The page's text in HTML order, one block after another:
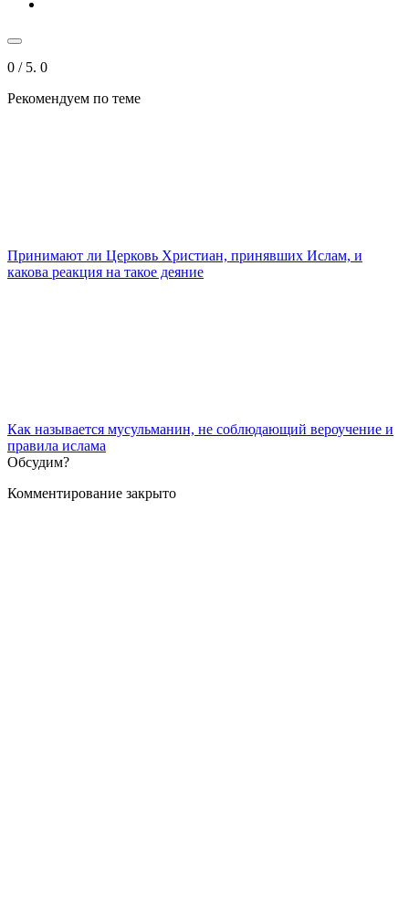
0 / 5. 0
Рекомендуем по теме
Принимают ли Церковь Христиан, принявших Ислам, и
какова реакция на такое деяние
Как называется мусульманин, не соблюдающий вероучение и
правила ислама
Обсудим?
Комментирование закрыто